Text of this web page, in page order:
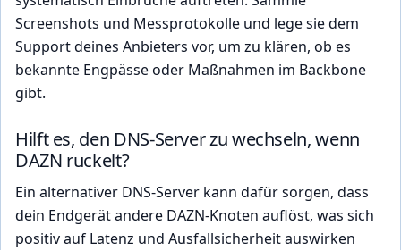
Screenshots und Messprotokolle und lege sie dem
Support deines Anbieters vor, um zu klären, ob es
bekannte Engpässe oder Maßnahmen im Backbone
gibt.
Hilft es, den DNS-Server zu wechseln, wenn
DAZN ruckelt?
Ein alternativer DNS-Server kann dafür sorgen, dass
dein Endgerät andere DAZN-Knoten auflöst, was sich
positiv auf Latenz und Ausfallsicherheit auswirken